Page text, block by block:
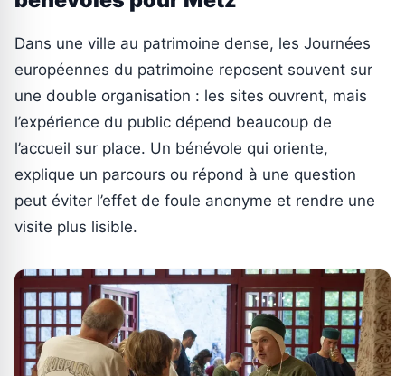
Dans une ville au patrimoine dense, les Journées
européennes du patrimoine reposent souvent sur
une double organisation : les sites ouvrent, mais
l’expérience du public dépend beaucoup de
l’accueil sur place. Un bénévole qui oriente,
explique un parcours ou répond à une question
peut éviter l’effet de foule anonyme et rendre une
visite plus lisible.